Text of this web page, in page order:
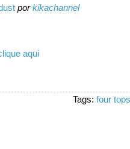
porkikachannel
aqui
Tags: four tops